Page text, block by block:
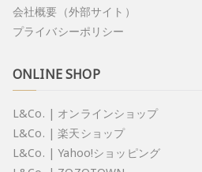
会社概要（外部サイト）
プライバシーポリシー
ONLINE SHOP
L&Co. | オンラインショップ
L&Co. | 楽天ショップ
L&Co. | Yahoo!ショッピング